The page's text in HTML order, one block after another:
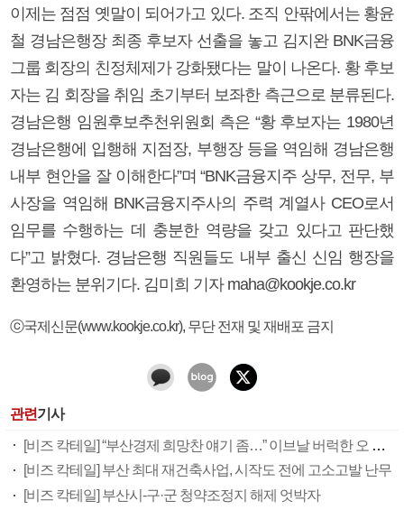
이제는 점점 옛말이 되어가고 있다. 조직 안팎에서는 황윤
철 경남은행장 최종 후보자 선출을 놓고 김지완 BNK금융
그룹 회장의 친정체제가 강화됐다는 말이 나온다. 황 후보
자는 김 회장을 취임 초기부터 보좌한 측근으로 분류된다.
경남은행 임원후보추천위원회 측은 “황 후보자는 1980년
경남은행에 입행해 지점장, 부행장 등을 역임해 경남은행
내부 현안을 잘 이해한다”며 “BNK금융지주 상무, 전무, 부
사장을 역임해 BNK금융지주사의 주력 계열사 CEO로서
임무를 수행하는 데 충분한 역량을 갖고 있다고 판단했
다”고 밝혔다. 경남은행 직원들도 내부 출신 신임 행장을
환영하는 분위기다. 김미희 기자 maha@kookje.co.kr
ⓒ국제신문(www.kookje.co.kr), 무단 전재 및 재배포 금지
관련기사
[비즈 칵테일] “부산경제 희망찬 얘기 좀…” 이브날 버럭한 오 시장
[비즈 칵테일] 부산 최대 재건축사업, 시작도 전에 고소고발 난무
[비즈 칵테일] 부산시-구·군 청약조정지 해제 엇박자